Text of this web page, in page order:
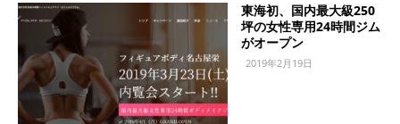
東海初、国内最大級250
坪の女性専用24時間ジム
がオープン
2019年2月19日